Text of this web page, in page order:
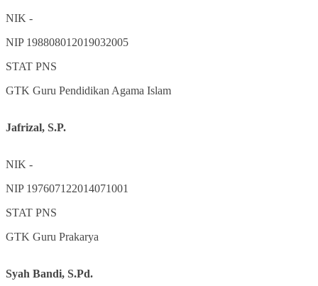
NIK -
NIP 198808012019032005
STAT PNS
GTK Guru Pendidikan Agama Islam
Jafrizal, S.P.
NIK -
NIP 197607122014071001
STAT PNS
GTK Guru Prakarya
Syah Bandi, S.Pd.